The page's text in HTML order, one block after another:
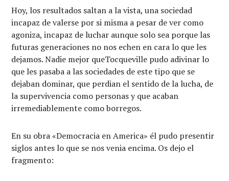
Hoy, los resultados saltan a la vista, una sociedad
incapaz de valerse por si misma a pesar de ver como
agoniza, incapaz de luchar aunque solo sea porque las
futuras generaciones no nos echen en cara lo que les
dejamos. Nadie mejor queTocqueville pudo adivinar lo
que les pasaba a las sociedades de este tipo que se
dejaban dominar, que perdian el sentido de la lucha, de
la supervivencia como personas y que acaban
irremediablemente como borregos.
En su obra «Democracia en America» él pudo presentir
siglos antes lo que se nos venia encima. Os dejo el
fragmento: